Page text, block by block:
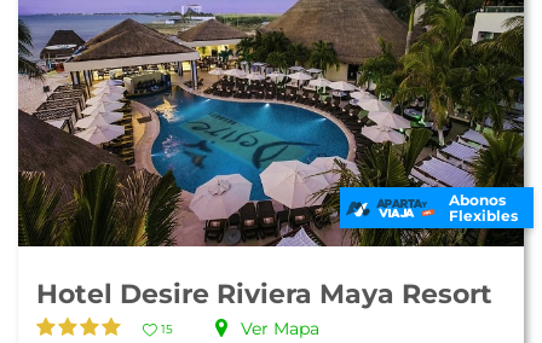
Abonos
Flexibles
Hotel Desire Riviera Maya Resort
15
Ver Mapa